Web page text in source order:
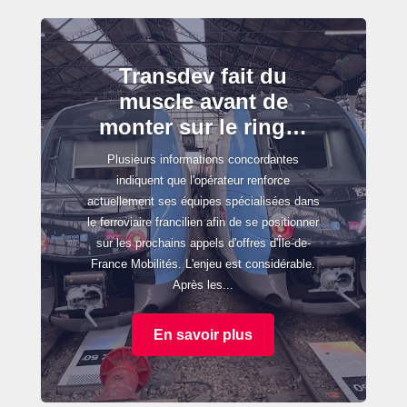
Transdev fait du
muscle avant de
monter sur le ring…
Plusieurs informations concordantes
indiquent que l'opérateur renforce
actuellement ses équipes spécialisées dans
le ferroviaire francilien afin de se positionner
sur les prochains appels d'offres d'Île-de-
France Mobilités. L'enjeu est considérable.
Après les...
En savoir plus